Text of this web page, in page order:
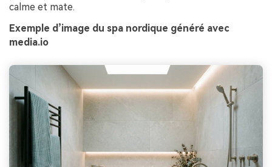
calme et mate.
Exemple d’image du spa nordique généré avec
media.io